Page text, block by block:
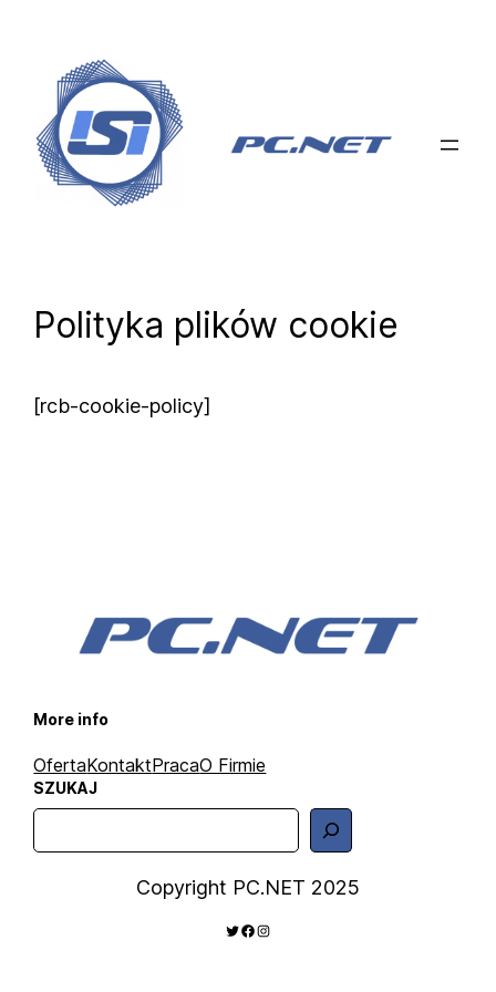
treści
Polityka plików cookie
[rcb-cookie-policy]
More info
OfertaKontaktPracaO Firmie
SZUKAJ
S
z
Copyright PC.NET 2025
TWITTER FACEBOOK INSTAGRAM